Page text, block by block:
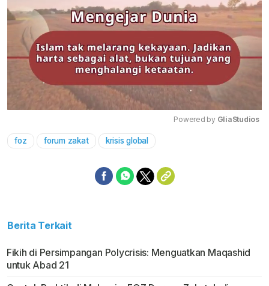
Powered by GliaStudios
foz forum zakat krisis global
Berita Terkait
Fikih di Persimpangan Polycrisis: Menguatkan Maqashid
untuk Abad 21